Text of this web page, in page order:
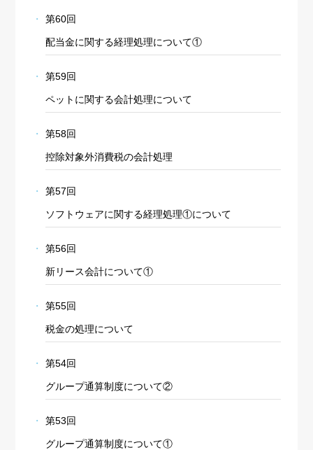
第60回
配当金に関する経理処理について①
第59回
ペットに関する会計処理について
第58回
控除対象外消費税の会計処理
第57回
ソフトウェアに関する経理処理①について
第56回
新リース会計について①
第55回
税金の処理について
第54回
グループ通算制度について②
第53回
グループ通算制度について①